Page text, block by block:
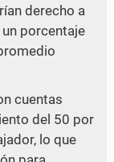
derecho a
porcentaje
cuentas
del 50 por
lo que